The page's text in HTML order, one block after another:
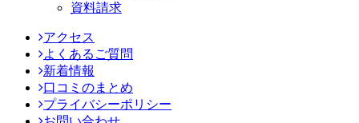
資料請求
アクセス
よくあるご質問
新着情報
口コミのまとめ
プライバシーポリシー